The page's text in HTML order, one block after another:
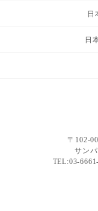
日
日
〒102-
サン
TEL:03-